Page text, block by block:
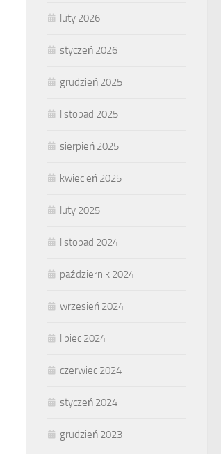
luty 2026
styczeń 2026
grudzień 2025
listopad 2025
sierpień 2025
kwiecień 2025
luty 2025
listopad 2024
październik 2024
wrzesień 2024
lipiec 2024
czerwiec 2024
styczeń 2024
grudzień 2023